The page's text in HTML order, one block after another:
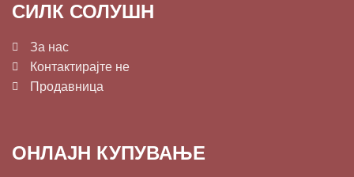
СИЛК СОЛУШН
За нас
Контактирајте не
Продавница
ОНЛАЈН КУПУВАЊЕ